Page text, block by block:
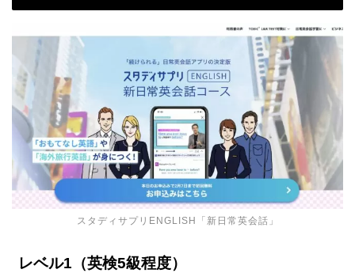
スタディサプリENGLISH「新日常英会話」
レベル1（英検5級程度）